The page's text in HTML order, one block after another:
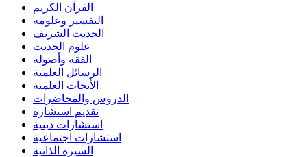
القرآن الكريم
التفسير وعلومه
الحديث الشريف
علوم الحديث
الفقه وأصوله
الرسائل العلمية
الأبحاث العلمية
الدروس والمحاضرات
تقديم استشارة
استشارات دينية
استشارات اجتماعية
السيرة الذاتية